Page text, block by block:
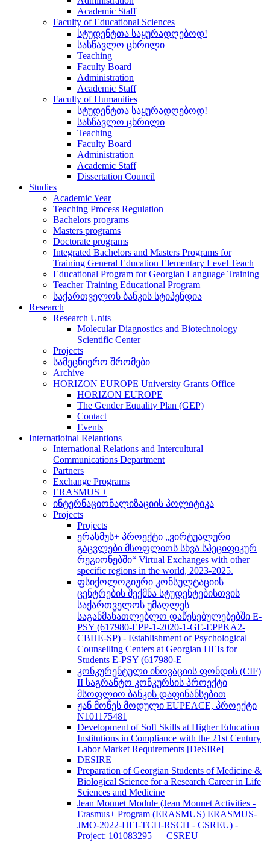
Academic Staff
Faculty of Educational Sciences
სტუდენტთა საყურადღებოდ!
სასწავლო ცხრილი
Teaching
Faculty Board
Administration
Academic Staff
Faculty of Humanities
სტუდენტთა საყურადღებოდ!
სასწავლო ცხრილი
Teaching
Faculty Board
Administration
Academic Staff
Dissertation Council
Studies
Academic Year
Teaching Process Regulation
Bachelors programs
Masters programs
Doctorate programs
Integrated Bachelors and Masters Programs for
Training General Education Elementary Level Teach
Educational Program for Georgian Language Training
Teacher Training Educational Program
საქართველოს ბანკის სტიპენდია
Research
Research Units
Molecular Diagnostics and Biotechnology
Scientific Center
Projects
სამეცნიერო შრომები
Archive
HORIZON EUROPE University Grants Office
HORIZON EUROPE
The Gender Equality Plan (GEP)
Contact
Events
Internatioinal Relantions
International Relations and Intercultural
Communications Department
Partners
Exchange Programs
ERASMUS +
ინტერნაციონალიზაციის პოლიტიკა
Projects
Projects
ერასმუს+ პროექტი „ვირტუალური
გაცვლები მსოფლიოს სხვა სპეციფიკურ
რეგიონებში“ Virtual Exchanges with other
specific regions in the world, 2023-2025.
ფსიქოლოგიური კონსულტაციის
ცენტრების შექმნა სტუდენტებისთვის
საქართველოს უმაღლეს
საგანმანათლებლო დაწესებულებებში E-
PSY (617980-EPP-1-2020-1-GE-EPPKA2-
CBHE-SP) - Establishment of Psychological
Counselling Centers at Georgian HEIs for
Students E-PSY (617980-E
კონკურენტული ინოვაციის ფონდის (CIF)
II საგრანტო კონკურსის პროექტი
მსოფლიო ბანკის დაფინანსებით
ჟან მონეს მოდული EUPEACE, პროექტი
N101175481
Development of Soft Skills at Higher Education
Institutions in Compliance with the 21st Century
Labor Market Requirements [DeSIRe]
DESIRE
Preparation of Georgian Students of Medicine &
Biological Science for a Research Career in Life
Sciences and Medicine
Jean Monnet Module (Jean Monnet Activities -
Erasmus+ Program (ERASMUS) ERASMUS-
JMO-2022-HEI-TCH-RSCH - CSREU) -
Project: 101083295 — CSREU